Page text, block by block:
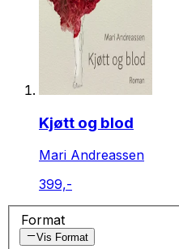
Kjøtt og blod
Mari Andreassen
399,-
Format
Vis Format